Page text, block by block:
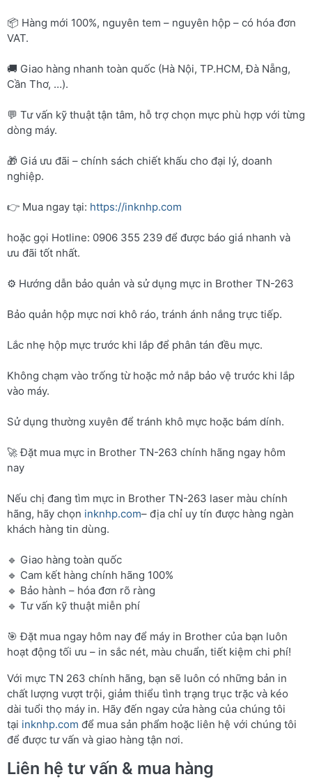
📦 Hàng mới 100%, nguyên tem – nguyên hộp – có hóa đơn
VAT.
🚚 Giao hàng nhanh toàn quốc (Hà Nội, TP.HCM, Đà Nẵng,
Cần Thơ, …).
💬 Tư vấn kỹ thuật tận tâm, hỗ trợ chọn mực phù hợp với từng
dòng máy.
🎁 Giá ưu đãi – chính sách chiết khấu cho đại lý, doanh
nghiệp.
👉 Mua ngay tại: https://inknhp.com
hoặc gọi Hotline: 0906 355 239 để được báo giá nhanh và
ưu đãi tốt nhất.
⚙️ Hướng dẫn bảo quản và sử dụng mực in Brother TN-263
Bảo quản hộp mực nơi khô ráo, tránh ánh nắng trực tiếp.
Lắc nhẹ hộp mực trước khi lắp để phân tán đều mực.
Không chạm vào trống từ hoặc mở nắp bảo vệ trước khi lắp
vào máy.
Sử dụng thường xuyên để tránh khô mực hoặc bám dính.
🚀 Đặt mua mực in Brother TN-263 chính hãng ngay hôm
nay
Nếu chị đang tìm mực in Brother TN-263 laser màu chính
hãng, hãy chọn inknhp.com– địa chỉ uy tín được hàng ngàn
khách hàng tin dùng.
🔹 Giao hàng toàn quốc
🔹 Cam kết hàng chính hãng 100%
🔹 Bảo hành – hóa đơn rõ ràng
🔹 Tư vấn kỹ thuật miễn phí
🎯 Đặt mua ngay hôm nay để máy in Brother của bạn luôn
hoạt động tối ưu – in sắc nét, màu chuẩn, tiết kiệm chi phí!
Với mực TN 263 chính hãng, bạn sẽ luôn có những bản in
chất lượng vượt trội, giảm thiểu tình trạng trục trặc và kéo
dài tuổi thọ máy in. Hãy đến ngay cửa hàng của chúng tôi
tại inknhp.com để mua sản phẩm hoặc liên hệ với chúng tôi
để được tư vấn và giao hàng tận nơi.
Liên hệ tư vấn & mua hàng